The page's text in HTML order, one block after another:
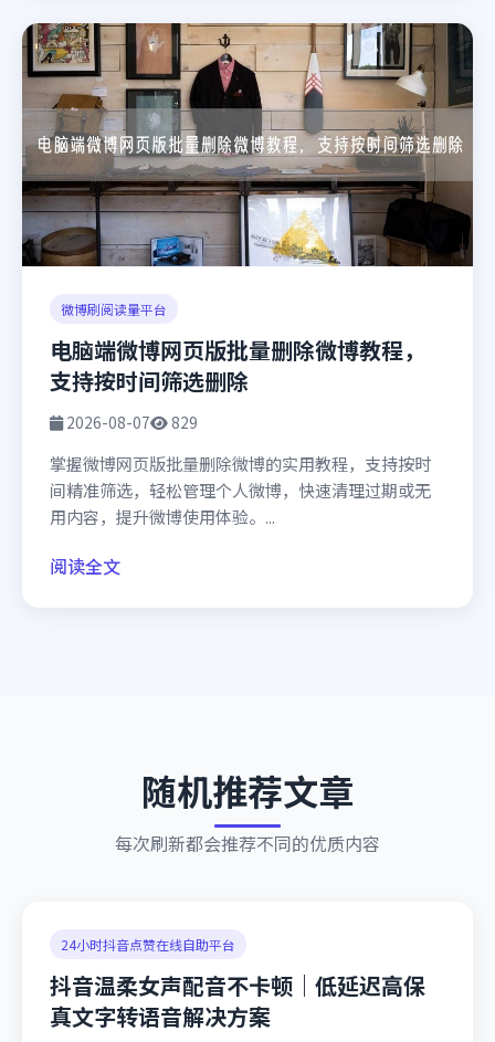
微博刷阅读量平台
电脑端微博网页版批量删除微博教程，
支持按时间筛选删除
2026-08-07 829
掌握微博网页版批量删除微博的实用教程，支持按时
间精准筛选，轻松管理个人微博，快速清理过期或无
用内容，提升微博使用体验。...
阅读全文
随机推荐文章
每次刷新都会推荐不同的优质内容
24小时抖音点赞在线自助平台
抖音温柔女声配音不卡顿｜低延迟高保
真文字转语音解决方案